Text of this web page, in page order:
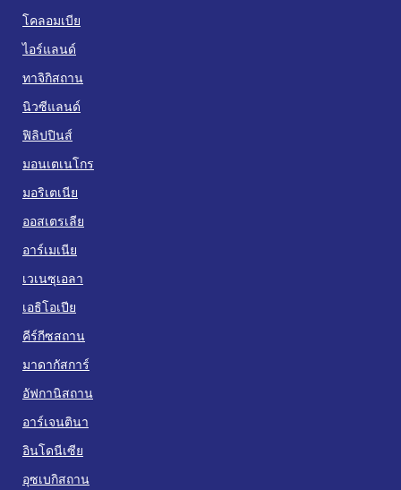
โคลอมเบีย
ไอร์แลนด์
ทาจิกิสถาน
นิวซีแลนด์
ฟิลิปปินส์
มอนเตเนโกร
มอริเตเนีย
ออสเตรเลีย
อาร์เมเนีย
เวเนซุเอลา
เอธิโอเปีย
คีร์กีซสถาน
มาดากัสการ์
อัฟกานิสถาน
อาร์เจนตินา
อินโดนีเซีย
อุซเบกิสถาน